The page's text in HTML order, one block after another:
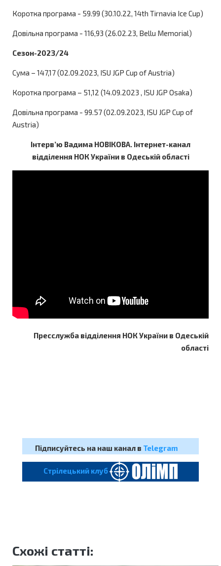
Коротка програма - 59.99 (30.10.22, 14th Tirnavia Ice Cup)
Довільна програма - 116,93 (26.02.23, Bellu Memorial)
Сезон-2023/24
Сума – 147,17 (02.09.2023, ISU JGP Cup of Austria)
Коротка програма – 51,12 (14.09.2023 , ISU JGP Osaka)
Довільна програма - 99.57 (02.09.2023, ISU JGP Cup of
Austria)
Інтерв’ю Вадима НОВІКОВА. Інтернет-канал
відділення НОК України в Одеській області
Пресслужба відділення НОК України в Одеській
області
Підписуйтесь на наш канал в Telegram
Cтрілецький клуб
Схожі статті: